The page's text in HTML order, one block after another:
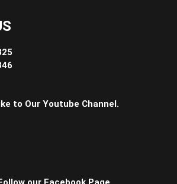
to Our Youtube Channel.